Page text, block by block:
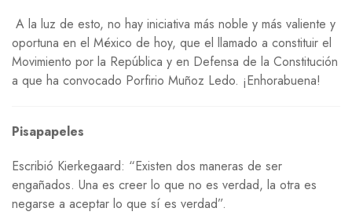
A la luz de esto, no hay iniciativa más noble y más valiente y
oportuna en el México de hoy, que el llamado a constituir el
Movimiento por la República y en Defensa de la Constitución
a que ha convocado Porfirio Muñoz Ledo. ¡Enhorabuena!
Pisapapeles
Escribió Kierkegaard: “Existen dos maneras de ser
engañados. Una es creer lo que no es verdad, la otra es
negarse a aceptar lo que sí es verdad”.